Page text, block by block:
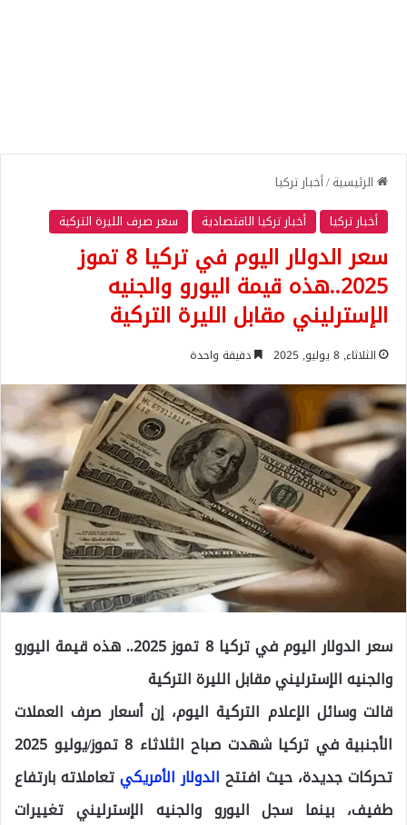
الرئيسية/أخبار تركيا
أخبار تركيا
أخبار تركيا الاقتصادية سعر صرف الليرة التركية
سعر الدولار اليوم في تركيا 8 تموز
2025..هذه قيمة اليورو والجنيه
الإسترليني مقابل الليرة التركية
الثلاثاء, 8 يوليو, 2025 دقيقة واحدة
سعر الدولار اليوم في تركيا 8 تموز 2025.. هذه قيمة اليورو
والجنيه الإسترليني مقابل الليرة التركية
قالت وسائل الإعلام التركية اليوم، إن أسعار صرف العملات
الأجنبية في تركيا شهدت صباح الثلاثاء 8 تموز/يوليو 2025
تحركات جديدة، حيث افتتح الدولار الأمريكيتعاملاته بارتفاع
طفيف، بينما سجل اليورو والجنيه الإسترليني تغييرات